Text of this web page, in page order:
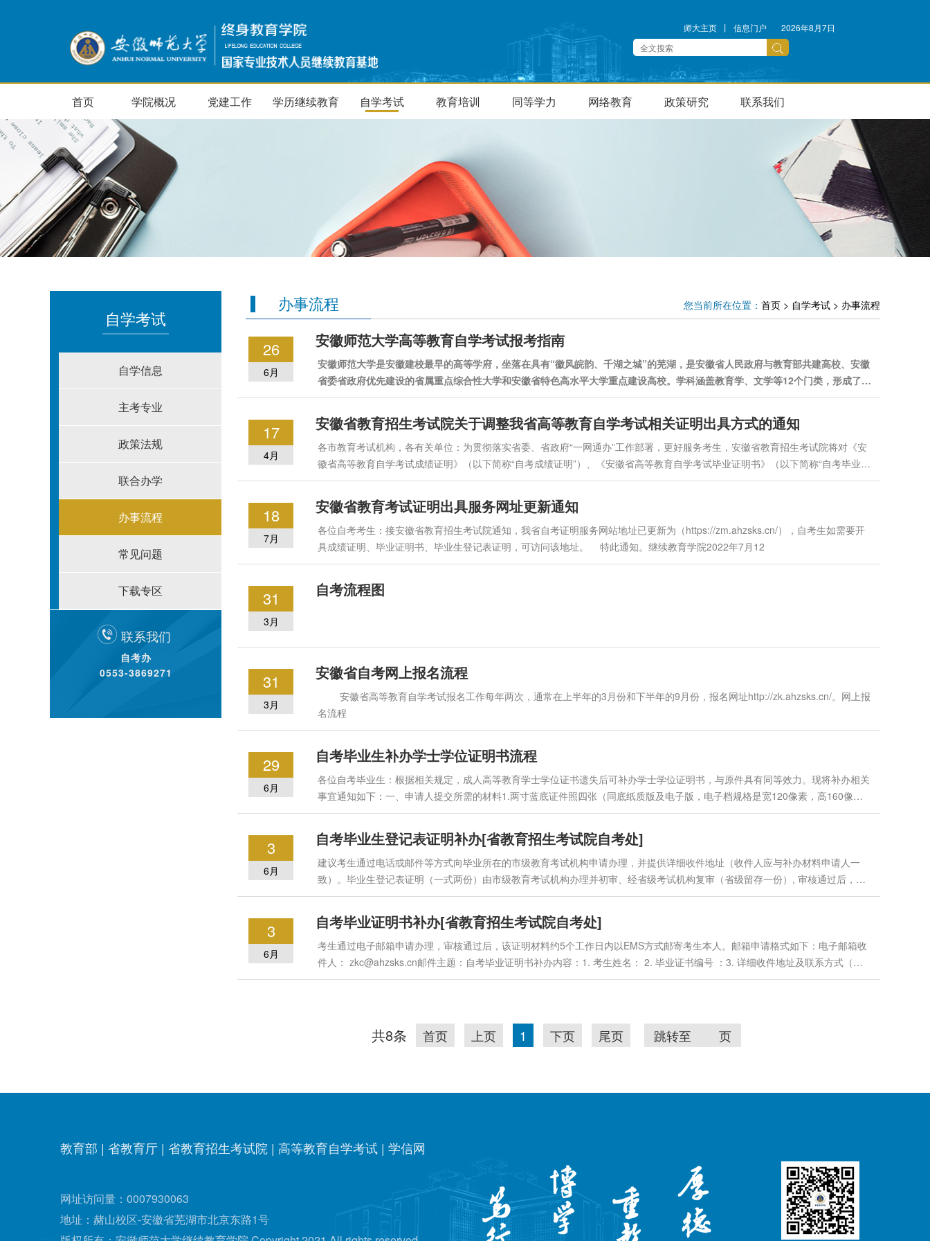
师大主页 丨 信息门户 2026年8月7日
首页 学院概况 党建工作 学历继续教育 自学考试 教育培训 同等学力 网络教育 政策研究 联系我们
自学考试
自学信息
主考专业
政策法规
联合办学
办事流程
常见问题
下载专区
联系我们
自考办
0553-3869271
办事流程 首页 > 自学考试 > 办事流程
您当前所在位置：
26
6月
安徽师范大学高等教育自学考试报考指南
安徽师范大学是安徽建校最早的高等学府，坐落在具有“徽风皖韵、千湖之城”的芜湖，是安徽省人民政府与教育部共建高校、安徽
省委省政府优先建设的省属重点综合性大学和安徽省特色高水平大学重点建设高校。学科涵盖教育学、文学等12个门类，形成了博
士、硕士、学士教育等不同层次，全日制高等教育、继续教育、留学生教育等不同类型的完整人才培养体系。1、安徽省自考报名
流程（每年3、9月，报名网址：zk.ahzsks.cn）https://cce.ahnu....
17
4月
安徽省教育招生考试院关于调整我省高等教育自学考试相关证明出具方式的通知
各市教育考试机构，各有关单位：为贯彻落实省委、省政府“一网通办”工作部署，更好服务考生，安徽省教育招生考试院将对《安
徽省高等教育自学考试成绩证明》（以下简称“自考成绩证明”）、《安徽省高等教育自学考试毕业证明书》（以下简称“自考毕业证
明书”）、《安徽省高等教育自学考试毕业生登记表证明》（以下简称“自考毕业生登记表证明”）的出具方式进行调整，现将有关情
况通知如下：一、自即日起，我省自考成绩证明、自考毕业证明书和自考毕业生登记表证明的出具调整为线上受理，...
18
7月
安徽省教育考试证明出具服务网址更新通知
各位自考考生：接安徽省教育招生考试院通知，我省自考证明服务网站地址已更新为（https://zm.ahzsks.cn/），自考生如需要开
具成绩证明、毕业证明书、毕业生登记表证明，可访问该地址。 特此通知。继续教育学院2022年7月12
31
3月
自考流程图
31
3月
安徽省自考网上报名流程
安徽省高等教育自学考试报名工作每年两次，通常在上半年的3月份和下半年的9月份，报名网址http://zk.ahzsks.cn/。网上报
名流程
29
6月
自考毕业生补办学士学位证明书流程
各位自考毕业生：根据相关规定，成人高等教育学士学位证书遗失后可补办学士学位证明书，与原件具有同等效力。现将补办相关
事宜通知如下：一、申请人提交所需的材料1.两寸蓝底证件照四张（同底纸质版及电子版，电子档规格是宽120像素，高160像
素，jpg文件，文件大小10k以内，文件名为姓名加身份证号）发送到电子邮箱KWH@ahnu.edu.cn；2.申请人身份证原件、复印
件；3.若为其他人代办，请出示委托书(附件一)及代办人身份证原件、复印件；...
3
6月
自考毕业生登记表证明补办[省教育招生考试院自考处]
建议考生通过电话或邮件等方式向毕业所在的市级教育考试机构申请办理，并提供详细收件地址（收件人应与补办材料申请人一
致）。毕业生登记表证明（一式两份）由市级教育考试机构办理并初审、经省级考试机构复审（省级留存一份）, 审核通过后，该
证明材料约5个工作日内以EMS方式邮寄考生本人。（来源https://www.ahzsks.cn/gdjyzxks/2995.htm
3
6月
自考毕业证明书补办[省教育招生考试院自考处]
考生通过电子邮箱申请办理，审核通过后，该证明材料约5个工作日内以EMS方式邮寄考生本人。邮箱申请格式如下：电子邮箱收
件人： zkc@ahzsks.cn邮件主题：自考毕业证明书补办内容：1. 考生姓名： 2. 毕业证书编号 ：3. 详细收件地址及联系方式（收
件人应与补办材料申请人一致）附件：1. 考生身份证照片（正反面）；2. 毕业生登记表照片（如毕业生登记表遗失，需先办理毕
共8条 首页 上页 1 下页 尾页 跳转至 页
教育部 | 省教育厅 | 省教育招生考试院 | 高等教育自学考试 | 学信网
网址访问量： 0007930063
地址：赭山校区-安徽省芜湖市北京东路1号